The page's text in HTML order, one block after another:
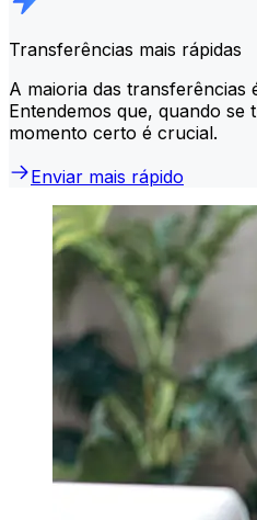
Transferências mais rápidas
A maioria das transferências
Entendemos que, quando se
momento certo é crucial.
Enviar mais rápido